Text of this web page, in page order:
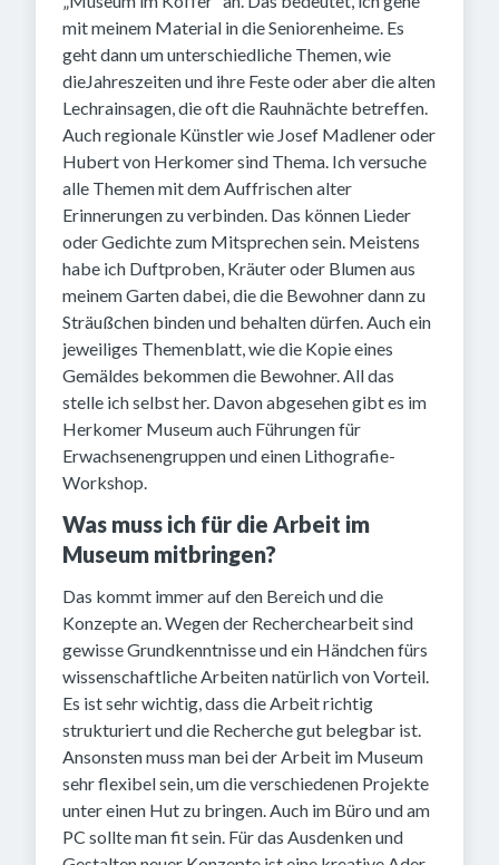
mit meinem Material in die Seniorenheime. Es
geht dann um unterschiedliche Themen, wie
dieJahreszeiten und ihre Feste oder aber die alten
Lechrainsagen, die oft die Rauhnächte betreffen.
Auch regionale Künstler wie Josef Madlener oder
Hubert von Herkomer sind Thema. Ich versuche
alle Themen mit dem Auffrischen alter
Erinnerungen zu verbinden. Das können Lieder
oder Gedichte zum Mitsprechen sein. Meistens
habe ich Duftproben, Kräuter oder Blumen aus
meinem Garten dabei, die die Bewohner dann zu
Sträußchen binden und behalten dürfen. Auch ein
jeweiliges Themenblatt, wie die Kopie eines
Gemäldes bekommen die Bewohner. All das
stelle ich selbst her. Davon abgesehen gibt es im
Herkomer Museum auch Führungen für
Erwachsenengruppen und einen Lithografie-
Workshop.
Was muss ich für die Arbeit im
Museum mitbringen?
Das kommt immer auf den Bereich und die
Konzepte an. Wegen der Recherchearbeit sind
gewisse Grundkenntnisse und ein Händchen fürs
wissenschaftliche Arbeiten natürlich von Vorteil.
Es ist sehr wichtig, dass die Arbeit richtig
strukturiert und die Recherche gut belegbar ist.
Ansonsten muss man bei der Arbeit im Museum
sehr flexibel sein, um die verschiedenen Projekte
unter einen Hut zu bringen. Auch im Büro und am
PC sollte man fit sein. Für das Ausdenken und